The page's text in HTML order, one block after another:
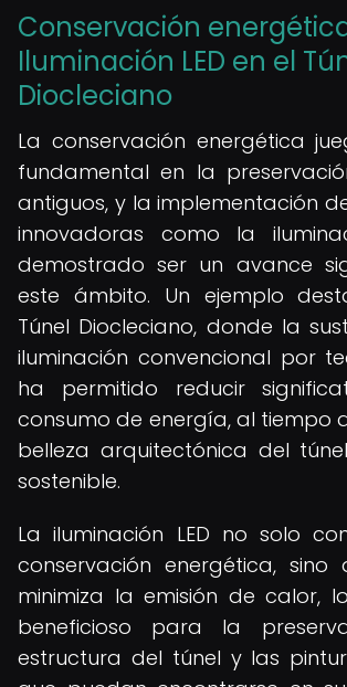
Conservación
Iluminación LED en el
Diocleciano
La conservación energética
fundamental en la
antiguos, y la implementación
innovadoras como la
demostrado ser un avance
este ámbito. Un ejemplo
Túnel Diocleciano, donde la
iluminación convencional por
ha permitido reducir
consumo de energía, al tiempo
belleza arquitectónica del
sostenible.
La iluminación LED no solo
conservación energética, sino
minimiza la emisión de calor,
beneficioso para la
estructura del túnel y las